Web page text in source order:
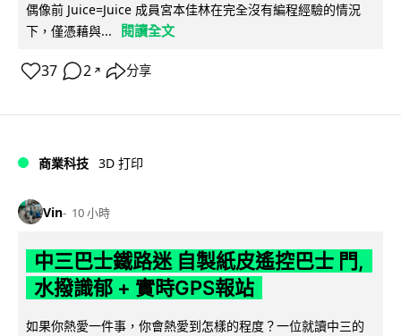
偶像前 Juice=Juice 成員宮本佳林在完全沒有編程經驗的情況
下，僅憑藉與...
閱讀全文
37 2 ↗ 分享
商業科技 3D 打印
Vin 10 小時
中三巴士鐵路迷 自製紙皮遙控巴士 門,
水撥識郁 + 實時GPS報站
如果你熱愛一件事，你會熱愛到怎樣的程度？一位就讀中三的